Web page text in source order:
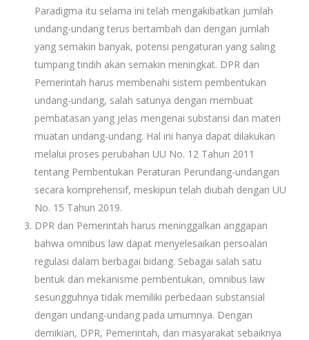
Paradigma itu selama ini telah mengakibatkan jumlah
undang-undang terus bertambah dan dengan jumlah
yang semakin banyak, potensi pengaturan yang saling
tumpang tindih akan semakin meningkat. DPR dan
Pemerintah harus membenahi sistem pembentukan
undang-undang, salah satunya dengan membuat
pembatasan yang jelas mengenai substansi dan materi
muatan undang-undang. Hal ini hanya dapat dilakukan
melalui proses perubahan UU No. 12 Tahun 2011
tentang Pembentukan Peraturan Perundang-undangan
secara komprehensif, meskipun telah diubah dengan UU
No. 15 Tahun 2019.
DPR dan Pemerintah harus meninggalkan anggapan
bahwa omnibus law dapat menyelesaikan persoalan
regulasi dalam berbagai bidang. Sebagai salah satu
bentuk dan mekanisme pembentukan, omnibus law
sesungguhnya tidak memiliki perbedaan substansial
dengan undang-undang pada umumnya. Dengan
demikian, DPR, Pemerintah, dan masyarakat sebaiknya